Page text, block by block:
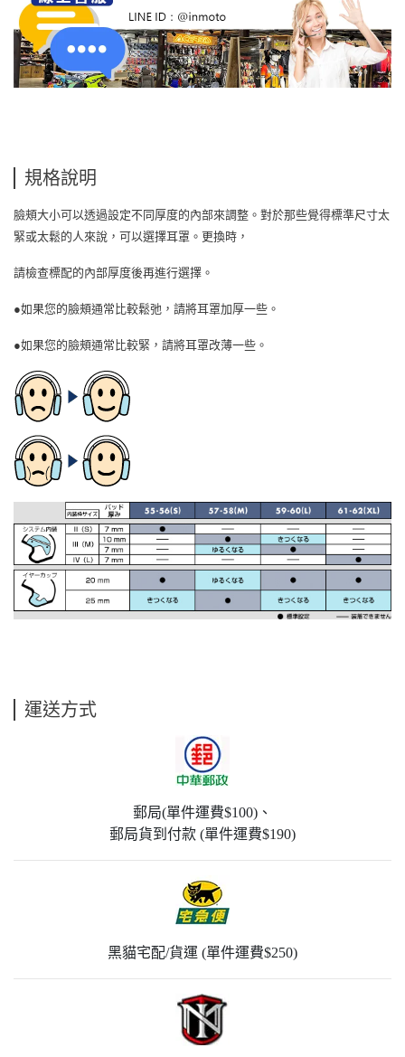
規格說明
臉頰大小可以透過設定不同厚度的內部來調整。對於那些覺得標準尺寸太
緊或太鬆的人來說，可以選擇耳罩。更換時，
請檢查標配的內部厚度後再進行選擇。
●如果您的臉頰通常比較鬆弛，請將耳罩加厚一些。
●如果您的臉頰通常比較緊，請將耳罩改薄一些。
運送方式
郵局(單件運費$100)、
郵局貨到付款 (單件運費$190)
黑貓宅配/貨運 (單件運費$250)